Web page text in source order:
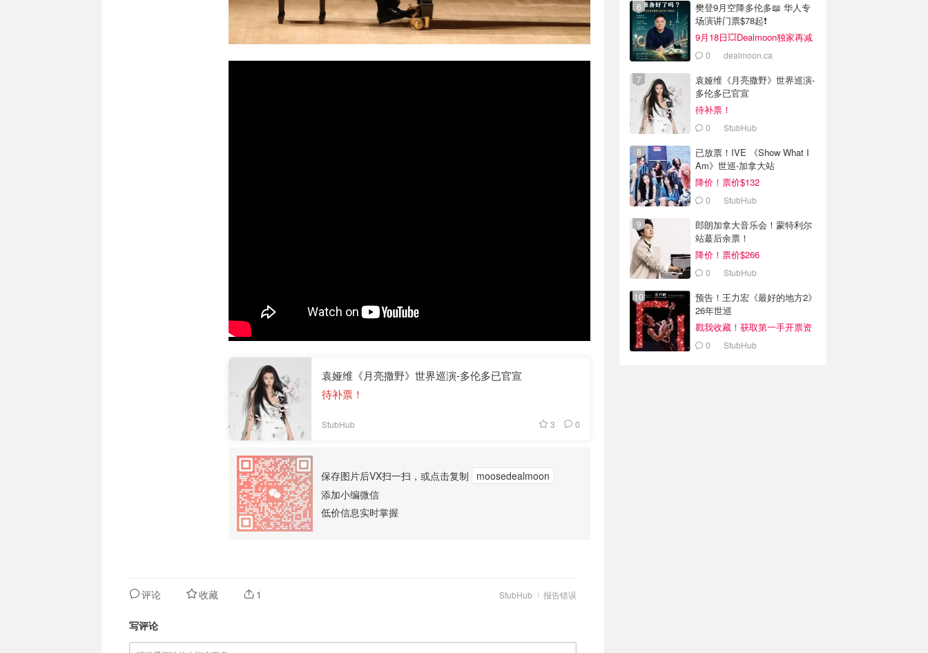
袁娅维《月亮撒野》世界巡演-多伦多已官宣
待补票！
StubHub 3 0
保存图片后VX扫一扫，或点击复制
moosedealmoon
添加小编微信
低价信息实时掌握
报告错误
StubHub
评论 收藏 1
写评论
樊登9月空降多伦多📖 华人专
场演讲门票$78起❗️
9月18日💥Dealmoon独家再减
$20🔥
0 dealmoon.ca
袁娅维《月亮撒野》世界巡演-
多伦多已官宣
待补票！
0 StubHub
已放票！IVE 《Show What I
Am》世巡-加拿大站
降价！票价$132
0 StubHub
郎朗加拿大音乐会！蒙特利尔
站蕞后余票！
降价！票价$266
0 StubHub
预告！王力宏《最好的地方2》
26年世巡
戳我收藏！获取第一手开票资
讯 0 StubHub